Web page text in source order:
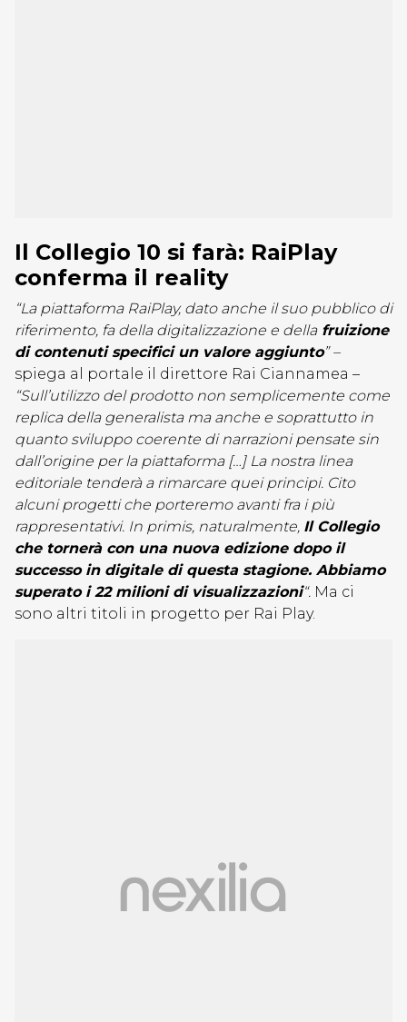
Il Collegio 10 si farà: RaiPlay
conferma il reality
“La piattaforma RaiPlay, dato anche il suo pubblico di
riferimento, fa della digitalizzazione e dellafruizione
di contenuti specifici un valore aggiunto” –
spiega al portale il direttore Rai Ciannamea –
“Sull’utilizzo del prodotto non semplicemente come
replica della generalista ma anche e soprattutto in
quanto sviluppo coerente di narrazioni pensate sin
dall’origine per la piattaforma […] La nostra linea
editoriale tenderà a rimarcare quei principi. Cito
alcuni progetti che porteremo avanti fra i più
rappresentativi. In primis, naturalmente, Il Collegio
che tornerà con una nuova edizione dopo il
successo in digitale di questa stagione. Abbiamo
superato i 22 milioni di visualizzazioni“. Ma ci
sono altri titoli in progetto per Rai Play.